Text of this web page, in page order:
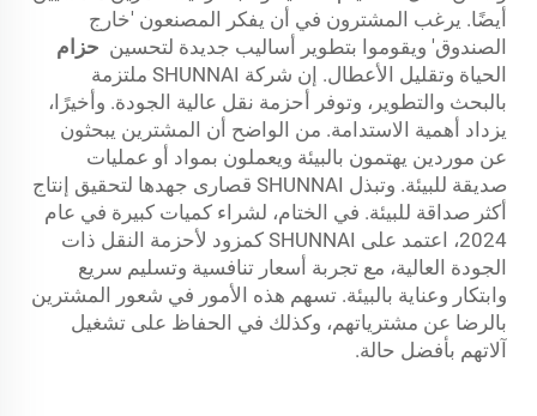
أيضًا. يرغب المشترون في أن يفكر المصنعون 'خارج
الصندوق' ويقوموا بتطوير أساليب جديدة لتحسين حزام
الحياة وتقليل الأعطال. إن شركة SHUNNAI ملتزمة
بالبحث والتطوير، وتوفر أحزمة نقل عالية الجودة. وأخيرًا،
يزداد أهمية الاستدامة. من الواضح أن المشترين يبحثون
عن موردين يهتمون بالبيئة ويعملون بمواد أو عمليات
صديقة للبيئة. وتبذل SHUNNAI قصارى جهدها لتحقيق إنتاج
أكثر صداقة للبيئة. في الختام، لشراء كميات كبيرة في عام
2024، اعتمد على SHUNNAI كمزود لأحزمة النقل ذات
الجودة العالية، مع تجربة أسعار تنافسية وتسليم سريع
وابتكار وعناية بالبيئة. تسهم هذه الأمور في شعور المشترين
بالرضا عن مشترياتهم، وكذلك في الحفاظ على تشغيل
آلاتهم بأفضل حالة.